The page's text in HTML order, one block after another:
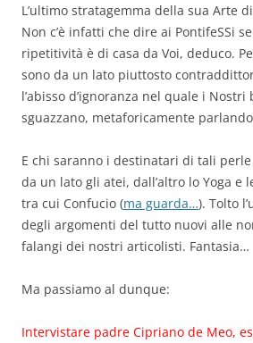
L’ultimo stratagemma della sua Arte
Non c’è infatti che dire ai PontifeSSi
ripetitività è di casa da Voi, deduco.
sono da un lato piuttosto
l’abisso d’ignoranza nel quale i Nostri
sguazzano, metaforicamente
E chi saranno i destinatari di tali
da un lato gli atei, dall’altro lo Yoga e
tra cui Confucio (ma guarda…). Tolto
degli argomenti del tutto nuovi alle
falangi dei nostri articolisti. Fantasia…
Ma passiamo al dunque:
Intervistare padre Cipriano de Meo,